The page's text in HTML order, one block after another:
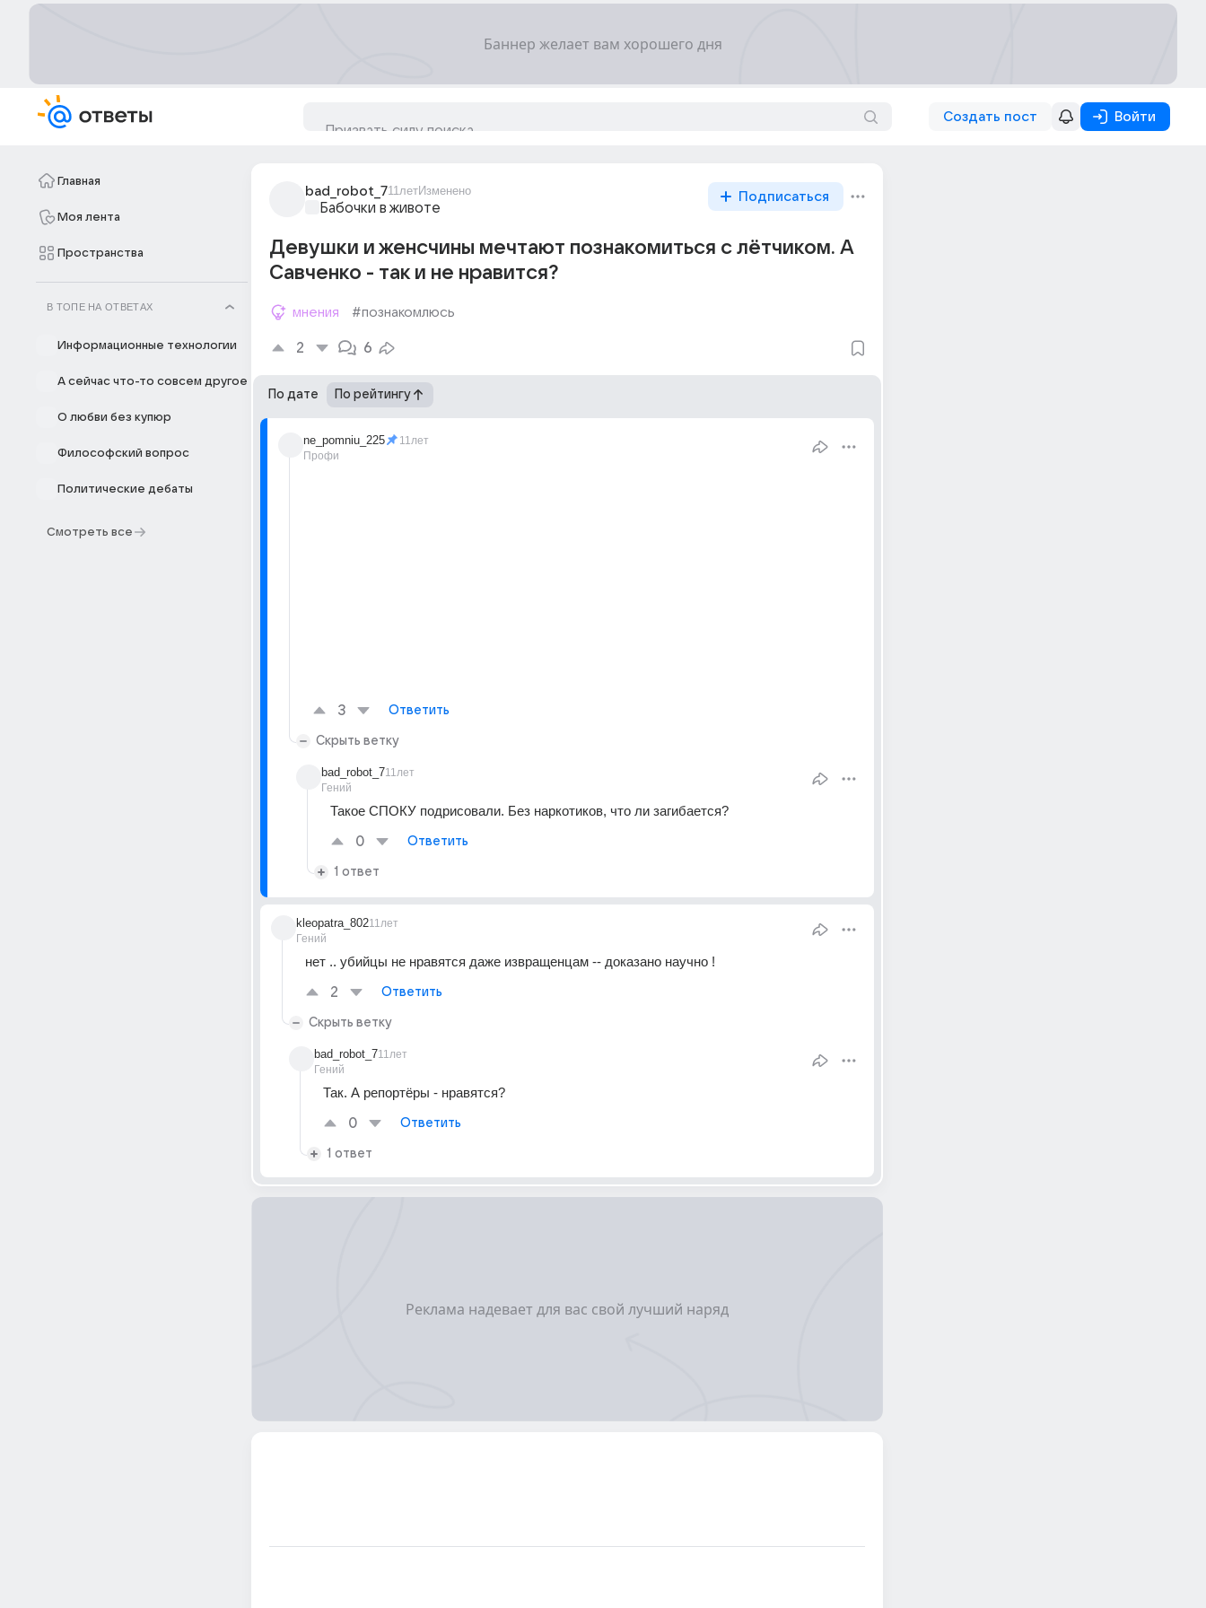
Создать пост Войти
Главная
Моя лента
Пространства
В ТОПЕ НА ОТВЕТАХ
Информационные технологии
А сейчас что-то совсем другое
О любви без купюр
Философский вопрос
Политические дебаты
Смотреть все
bad_robot_711летИзменено
Бабочки в животе
Подписаться
Девушки и женсчины мечтают познакомиться с лётчиком. А
Савченко - так и не нравится?
мнения #познакомлюсь
2 6
По дате По рейтингу
ne_pomniu_225
Профи
11лет
3 Ответить
Скрыть ветку
bad_robot_7
Гений
11лет
Такое СПОКУ подрисовали. Без наркотиков, что ли загибается?
0 Ответить
1 ответ
kleopatra_802
Гений
11лет
нет .. убийцы не нравятся даже извращенцам -- доказано научно !
2 Ответить
Скрыть ветку
bad_robot_7
Гений
11лет
Так. А репортёры - нравятся?
0 Ответить
1 ответ